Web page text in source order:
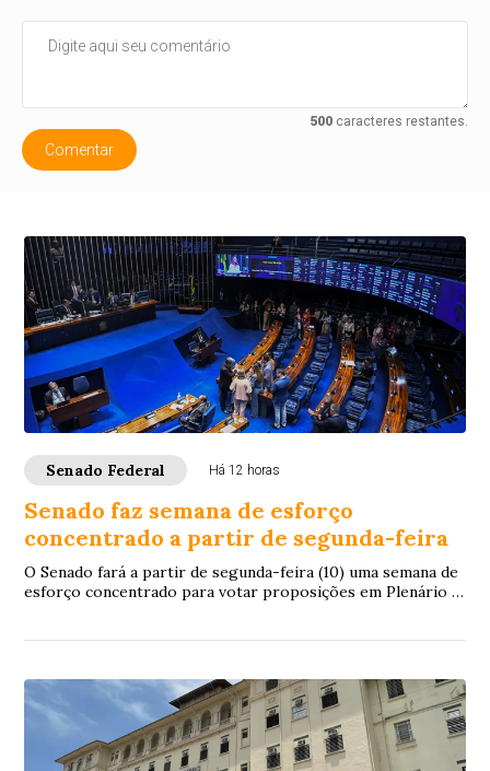
500caracteres restantes.
Comentar
Senado Federal Há 12 horas
Senado faz semana de esforço
concentrado a partir de segunda-feira
O Senado fará a partir de segunda-feira (10) uma semana de
esforço concentrado para votar proposições em Plenário e